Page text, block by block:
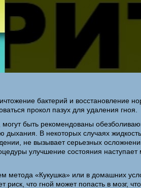
бактерий и восстановление
прокол пазух для удаления гноя.
быть рекомендованы
В некоторых случаях
не вызывает серьезных
улучшение состояния наступает
метода «Кукушка» или в домашних
что гной может попасть в мозг,